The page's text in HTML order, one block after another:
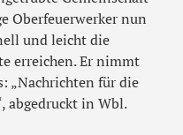
Oberfeuerwerker nun
und leicht die
erreichen. Er nimmt
„Nachrichten für die
abgedruckt in Wbl.